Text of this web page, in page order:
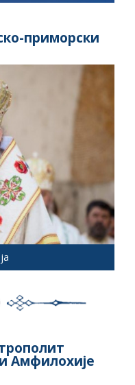
приморски
Амфилохије